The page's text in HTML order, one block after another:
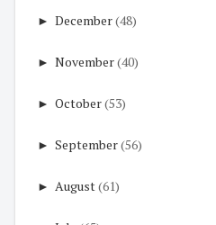
► December(48)
► November(40)
► October(53)
► September(56)
► August(61)